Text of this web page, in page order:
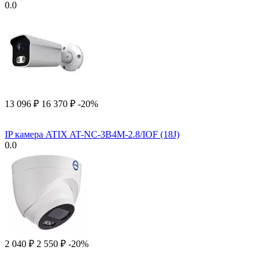
0.0
13 096 ₽ 16 370 ₽ -20%
IP камера ATIX AT-NC-3B4M-2.8/IOF (18J)
0.0
2 040 ₽ 2 550 ₽ -20%